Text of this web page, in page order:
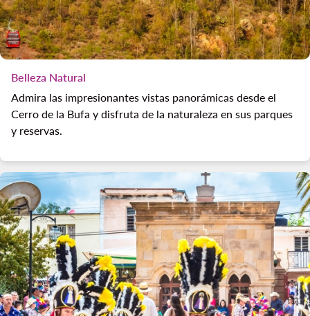
Belleza Natural
Admira las impresionantes vistas panorámicas desde el
Cerro de la Bufa y disfruta de la naturaleza en sus parques
y reservas.